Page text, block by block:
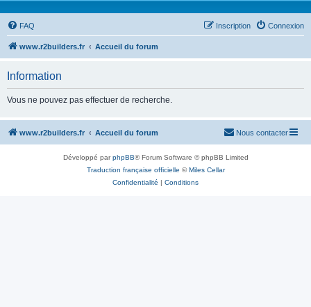
FAQ Connexion
Inscription
www.r2builders.fr Accueil du forum
Information
Vous ne pouvez pas effectuer de recherche.
www.r2builders.fr Accueil du forum Nous contacter
Développé parphpBB® Forum Software © phpBB Limited
Traduction française officielle ©Miles Cellar
Confidentialité | Conditions